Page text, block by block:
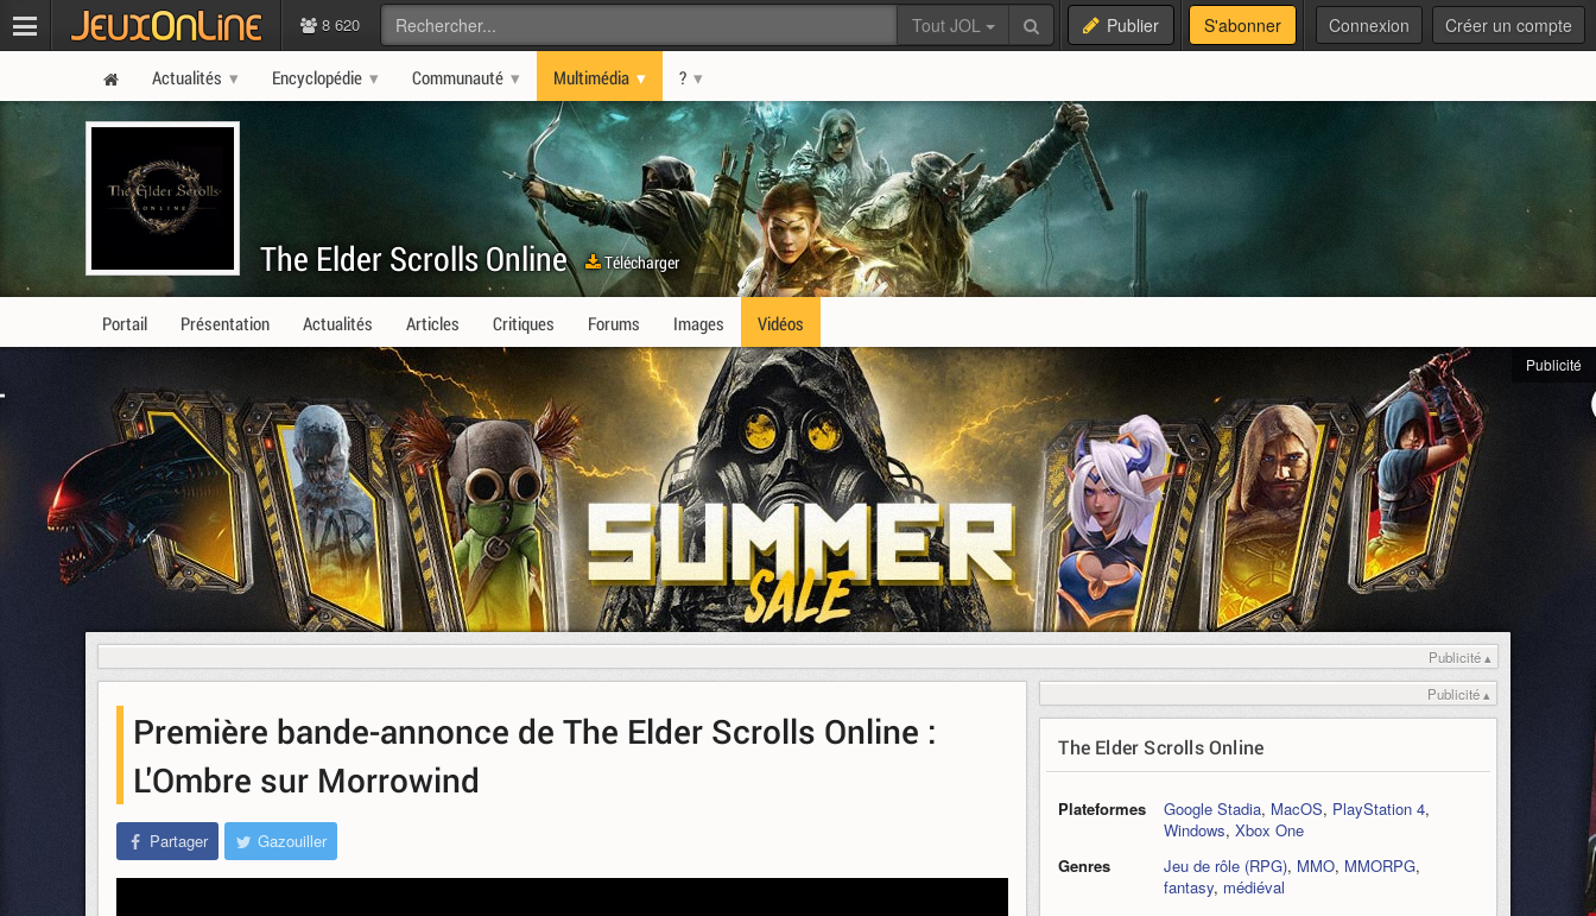
8 620 Tout JOL Publier S'abonner Connexion Créer un compte
Actualités Encyclopédie Communauté Multimédia ?
The Elder Scrolls Online Télécharger
Portail Présentation Actualités Articles Critiques Forums Images Vidéos
Publicité
Publicité ▴
Première bande-annonce de The Elder Scrolls Online :
L'Ombre sur Morrowind
Partager Gazouiller
Publicité ▴
The Elder Scrolls Online
Plateformes Google Stadia, MacOS, PlayStation 4,
Windows,Xbox One
Genres
Jeu de rôle (RPG), MMO, MMORPG,
fantasy, médiéval